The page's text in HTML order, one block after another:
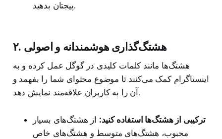
پیجتان بدهید.
۲. هشتگ‌گذاری هوشمندانه و اصولی
هشتگ‌ها مانند کلمات کلیدی در گوگل عمل کرده و به
اینستاگرام کمک می‌کنند تا موضوع محتوای شما را بفهمد و
آن را به کاربران علاقه‌مند نمایش دهد.
ترکیبی از هشتگ‌ها استفاده کنید: از هشتگ‌های بسیار
محبوب، هشتگ‌های متوسط و هشتگ‌های خاص